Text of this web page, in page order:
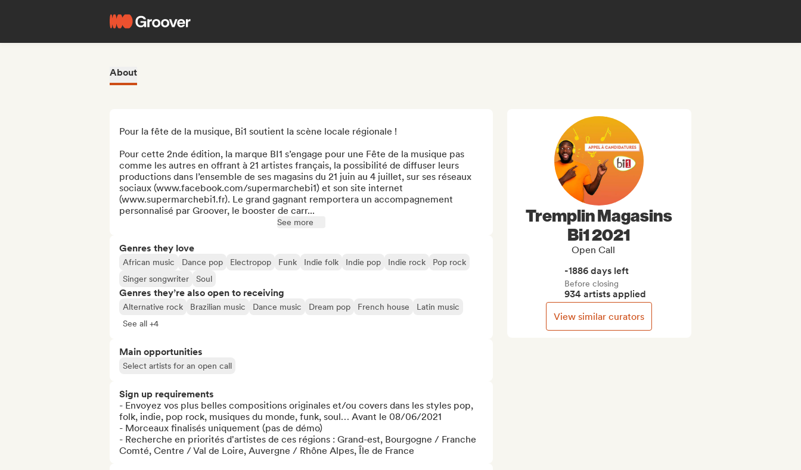
About
Pour la fête de la musique, Bi1 soutient la scène locale régionale !
Pour cette 2nde édition, la marque BI1 s’engage pour une Fête de la musique pas
comme les autres en offrant à 21 artistes français, la possibilité de diffuser leurs
productions dans l’ensemble de ses magasins du 21 juin au 4 juillet, sur ses réseaux
sociaux (www.facebook.com/supermarchebi1) et son site internet
(www.supermarchebi1.fr). Le grand gagnant remportera un accompagnement
personnalisé par Groover, le booster de carr...
See more
Genres they love
African music Dance pop Electropop Funk Indie folk Indie pop Indie rock
Pop rock
Singer songwriter
Soul
Genres they’re also open to receiving
Alternative rock Brazilian music Dance music Dream pop French house
Latin music
See all +4
Main opportunities
Select artists for an open call
Sign up requirements
- Envoyez vos plus belles compositions originales et/ou covers dans les styles pop,
folk, indie, pop rock, musiques du monde, funk, soul… Avant le 08/06/2021
- Morceaux finalisés uniquement (pas de démo)
- Recherche en priorités d'artistes de ces régions : Grand-est, Bourgogne / Franche
Comté, Centre / Val de Loire, Auvergne / Rhône Alpes, Île de France
Tremplin Magasins
Bi1 2021
Open Call
-1886 days left
Before closing
934 artists applied
View similar curators